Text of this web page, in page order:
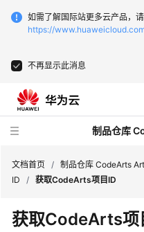
如需了解国际站更多云产品，请
https://
不再显示此消息
制品仓库
新
文档首页 / 制品仓库 CodeArts
ID
/ 获取CodeArts项目ID
获取CodeArts项